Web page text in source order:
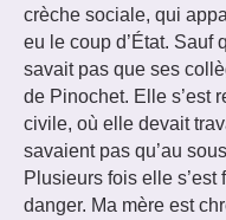
crèche sociale, qui
eu le coup d’État. Sauf
savait pas que ses
de Pinochet. Elle s’est
civile, où elle devait
savaient pas qu’au
Plusieurs fois elle s’est
danger. Ma mère est